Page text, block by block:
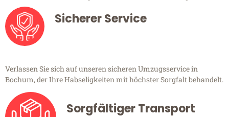
Sicherer Service
Verlassen Sie sich auf unseren sicheren Umzugsservice in
Bochum, der Ihre Habseligkeiten mit höchster Sorgfalt behandelt.
Sorgfältiger Transport